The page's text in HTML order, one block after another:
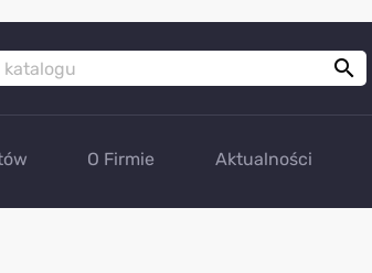

O Firmie Aktualności